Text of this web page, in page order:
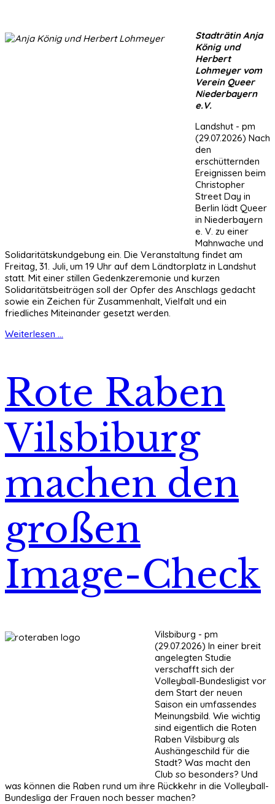
Stadträtin Anja
König und
Herbert
Lohmeyer vom
Verein Queer
Niederbayern
e.V.
Landshut - pm
(29.07.2026) Nach
den
erschütternden
Ereignissen beim
Christopher
Street Day in
Berlin lädt Queer
in Niederbayern
e. V. zu einer
Mahnwache und
Solidaritätskundgebung ein. Die Veranstaltung findet am
Freitag, 31. Juli, um 19 Uhr auf dem Ländtorplatz in Landshut
statt. Mit einer stillen Gedenkzeremonie und kurzen
Solidaritätsbeiträgen soll der Opfer des Anschlags gedacht
sowie ein Zeichen für Zusammenhalt, Vielfalt und ein
friedliches Miteinander gesetzt werden.
Weiterlesen ...
Rote Raben
Vilsbiburg
machen den
großen
Image-Check
Vilsbiburg - pm
(29.07.2026) In einer breit
angelegten Studie
verschafft sich der
Volleyball-Bundesligist vor
dem Start der neuen
Saison ein umfassendes
Meinungsbild. Wie wichtig
sind eigentlich die Roten
Raben Vilsbiburg als
Aushängeschild für die
Stadt? Was macht den
Club so besonders? Und
was können die Raben rund um ihre Rückkehr in die Volleyball-
Bundesliga der Frauen noch besser machen?